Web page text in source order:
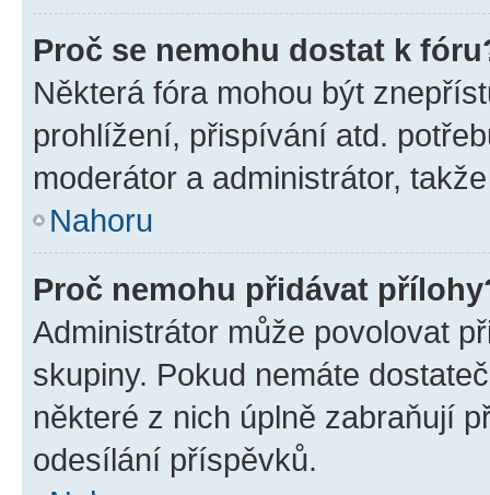
Proč se nemohu dostat k
Některá fóra mohou být
prohlížení, přispívání atd.
moderátor a administrátor,
Nahoru
Proč nemohu přidávat
Administrátor může povolovat
skupiny. Pokud nemáte
některé z nich úplně zabraňují
odesílání příspěvků.